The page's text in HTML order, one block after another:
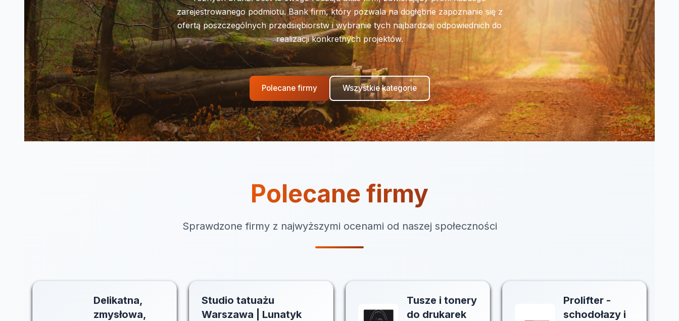
zarejestrowanego podmiotu. Bank firm, który pozwala na dogłębne zapoznanie się z
ofertą poszczególnych przedsiębiorstw i wybranie tych najbardziej odpowiednich do
realizacji konkretnych projektów.
Polecane firmy Wszystkie kategorie
Polecane firmy
Sprawdzone firmy z najwyższymi ocenami od naszej społeczności
Delikatna,
zmysłowa,
Studio tatuażu
Warszawa | Lunatyk
Tusze i tonery
do drukarek
Prolifter -
schodołazy i